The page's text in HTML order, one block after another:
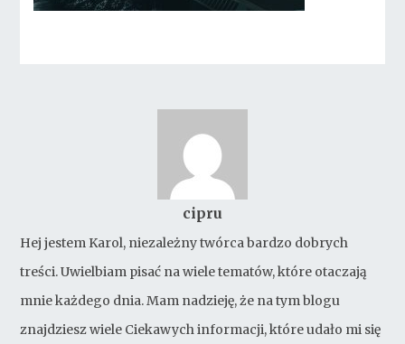
cipru
Hej jestem Karol, niezależny twórca bardzo dobrych
treści. Uwielbiam pisać na wiele tematów, które otaczają
mnie każdego dnia. Mam nadzieję, że na tym blogu
znajdziesz wiele Ciekawych informacji, które udało mi się